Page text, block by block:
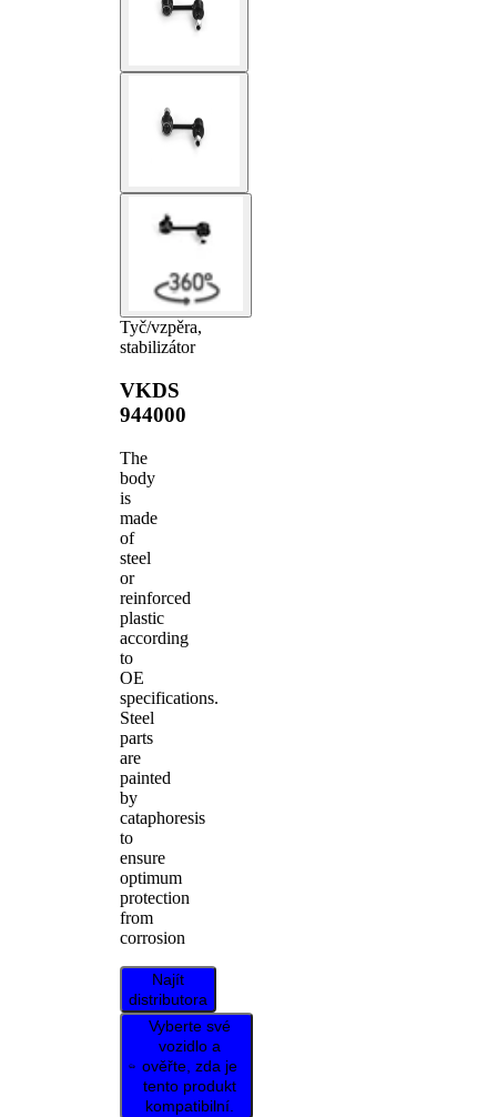
Tyč/vzpěra,
stabilizátor
VKDS
944000
The
body
is
made
of
steel
or
reinforced
plastic
according
to
OE
specifications.
Steel
parts
are
painted
by
cataphoresis
to
ensure
optimum
protection
from
corrosion
Najít
distributora
Vyberte své
vozidlo a
ověřte, zda je
tento produkt
kompatibilní.